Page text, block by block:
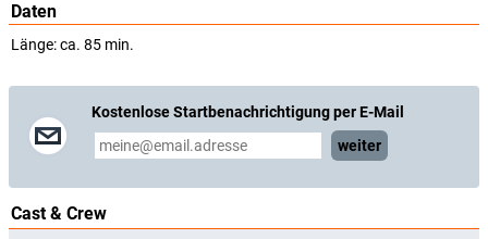
Daten
Länge: ca. 85 min.
Kostenlose Startbenachrichtigung per E-Mail
weiter
Cast & Crew